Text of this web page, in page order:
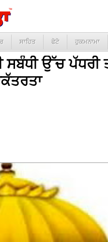
ਸਾਹਿਤ ਫੋਟੋ ਹੁਕਮਨਾਮਾ
ਸਬੰਧੀ ਉੱਚ ਪੱਧਰੀ